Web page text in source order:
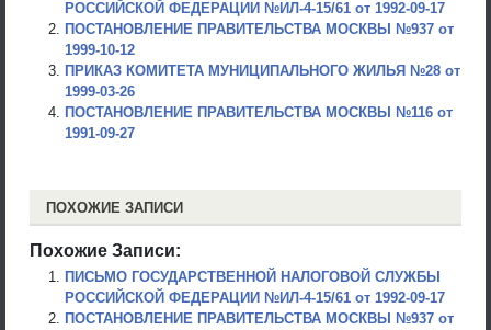
РОССИЙСКОЙ ФЕДЕРАЦИИ №ИЛ-4-15/61 от 1992-09-17
ПОСТАНОВЛЕНИЕ ПРАВИТЕЛЬСТВА МОСКВЫ №937 от
1999-10-12
ПРИКАЗ КОМИТЕТА МУНИЦИПАЛЬНОГО ЖИЛЬЯ №28 от
1999-03-26
ПОСТАНОВЛЕНИЕ ПРАВИТЕЛЬСТВА МОСКВЫ №116 от
1991-09-27
ПОХОЖИЕ ЗАПИСИ
Похожие Записи:
ПИСЬМО ГОСУДАРСТВЕННОЙ НАЛОГОВОЙ СЛУЖБЫ
РОССИЙСКОЙ ФЕДЕРАЦИИ №ИЛ-4-15/61 от 1992-09-17
ПОСТАНОВЛЕНИЕ ПРАВИТЕЛЬСТВА МОСКВЫ №937 от